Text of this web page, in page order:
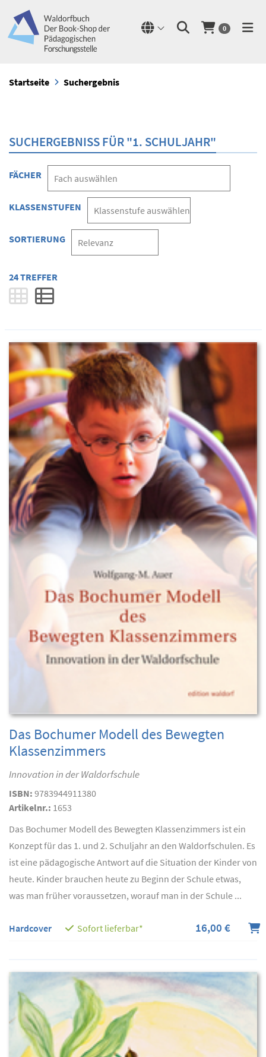
0
Startseite Suchergebnis
SUCHERGEBNISS FÜR "1. SCHULJAHR"
FÄCHER
KLASSENSTUFEN
SORTIERUNG
24 TREFFER
Das Bochumer Modell des Bewegten
Klassenzimmers
Innovation in der Waldorfschule
ISBN: 9783944911380
Artikelnr.: 1653
Das Bochumer Modell des Bewegten Klassenzimmers ist ein
Konzept für das 1. und 2. Schuljahr an den Waldorfschulen. Es
ist eine pädagogische Antwort auf die Situation der Kinder von
heute. Kinder brauchen heute zu Beginn der Schule etwas,
was man früher voraussetzen, worauf man in der Schule ...
Hardcover Sofort lieferbar* 16,00 €